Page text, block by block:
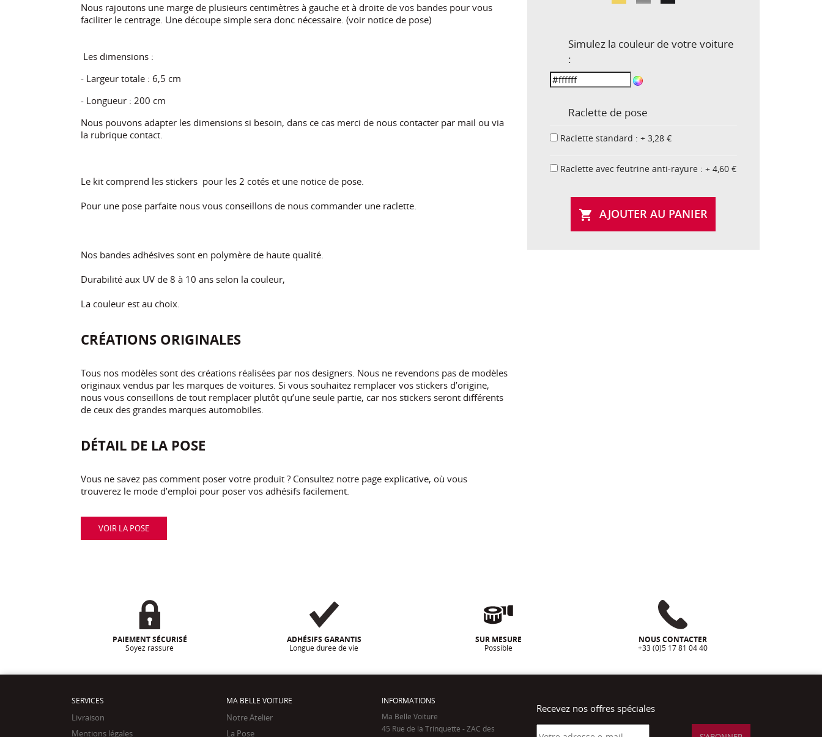
Nous rajoutons une marge de plusieurs centimètres à gauche et à droite de vos bandes pour vous
faciliter le centrage. Une découpe simple sera donc nécessaire. (voir notice de pose)
Les dimensions :
- Largeur totale : 6,5 cm
- Longueur : 200 cm
Nous pouvons adapter les dimensions si besoin, dans ce cas merci de nous contacter par mail ou via
la rubrique contact.
Le kit comprend les stickers pour les 2 cotés et une notice de pose.
Pour une pose parfaite nous vous conseillons de nous commander une raclette.
Nos bandes adhésives sont en polymère de haute qualité.
Durabilité aux UV de 8 à 10 ans selon la couleur,
La couleur est au choix.
CRÉATIONS ORIGINALES
Tous nos modèles sont des créations réalisées par nos designers. Nous ne revendons pas de modèles
originaux vendus par les marques de voitures. Si vous souhaitez remplacer vos stickers d’origine,
nous vous conseillons de tout remplacer plutôt qu’une seule partie, car nos stickers seront différents
de ceux des grandes marques automobiles.
DÉTAIL DE LA POSE
Vous ne savez pas comment poser votre produit ? Consultez notre page explicative, où vous
trouverez le mode d’emploi pour poser vos adhésifs facilement.
VOIR LA POSE
Simulez la couleur de votre voiture
:
Raclette de pose
Raclette standard : + 3,28 €
Raclette avec feutrine anti-rayure : + 4,60 €
 AJOUTER AU PANIER
PAIEMENT SÉCURISÉ
Soyez rassuré
ADHÉSIFS GARANTIS
Longue durée de vie
SUR MESURE
Possible
NOUS CONTACTER
+33 (0)5 17 81 04 40
SERVICES
Livraison
Mentions légales
MA BELLE VOITURE
Notre Atelier
La Pose
INFORMATIONS
Ma Belle Voiture
45 Rue de la Trinquette - ZAC des
Recevez nos offres spéciales